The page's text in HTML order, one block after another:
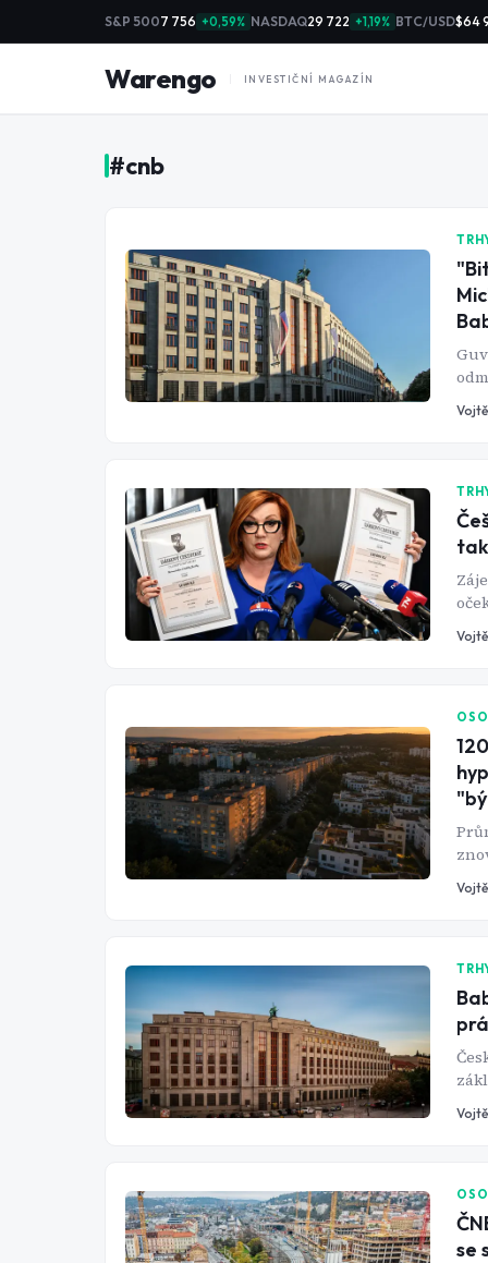
S&P 5007 756 +0,59% NASDAQ29 722 +1,19% BTC/USD$64
Warengo INVESTIČNÍ MAGAZÍN
#cnb
se